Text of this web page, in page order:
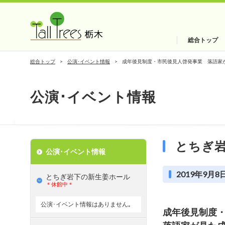
総合トップ
総合トップ 公演･イベント情報 成年後見制度・市民後見人啓発事業 落語家
公演･イベント情報
とちぎ
2019年9月8
成年後見制度
公演･イベント情報
とちぎ岩下の新⽣姜ホール
＊休館中＊
公演･イベント情報はありません｡